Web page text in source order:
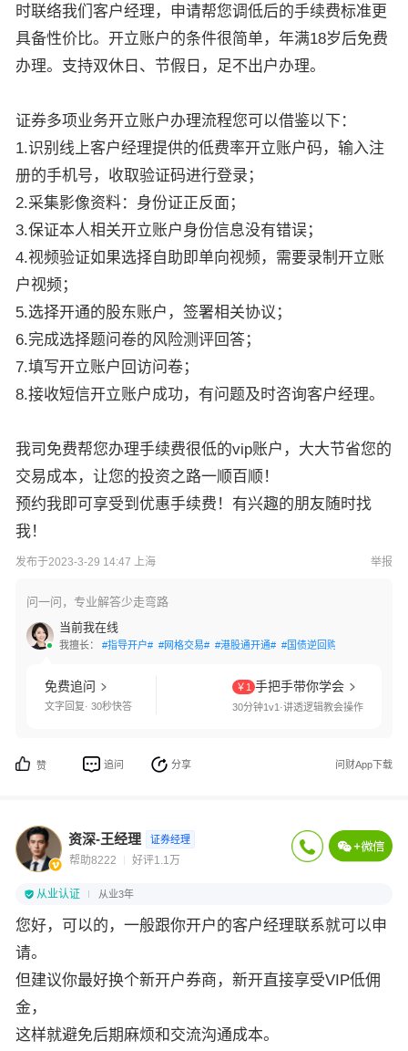
时联络我们客户经理，申请帮您调低后的手续费标准更
具备性价比。开立账户的条件很简单，年满18岁后免费
办理。支持双休日、节假日，足不出户办理。
证券多项业务开立账户办理流程您可以借鉴以下：
1.识别线上客户经理提供的低费率开立账户码，输入注
册的手机号，收取验证码进行登录；
2.采集影像资料：身份证正反面；
3.保证本人相关开立账户身份信息没有错误；
4.视频验证如果选择自助即单向视频，需要录制开立账
户视频；
5.选择开通的股东账户，签署相关协议；
6.完成选择题问卷的风险测评回答；
7.填写开立账户回访问卷；
8.接收短信开立账户成功，有问题及时咨询客户经理。
我司免费帮您办理手续费很低的vip账户，大大节省您的
交易成本，让您的投资之路一顺百顺！
预约我即可享受到优惠手续费！有兴趣的朋友随时找
我！
发布于2023-3-29 14:47 上海 举报
问一问，专业解答少走弯路
当前我在线
我擅长： #指导开户# #网格交易# #港股通开通# #国债逆回购#
免费追问
文字回复· 30秒快答
￥1 手把手带你学会
30分钟1v1·讲透逻辑教会操作
赞 追问 分享 问财App下载
资深-王经理 证券经理
帮助8222 好评1.1万
从业认证 从业3年
您好，可以的，一般跟你开户的客户经理联系就可以申
请。
但建议你最好换个新开户券商，新开直接享受VIP低佣
金，
这样就避免后期麻烦和交流沟通成本。